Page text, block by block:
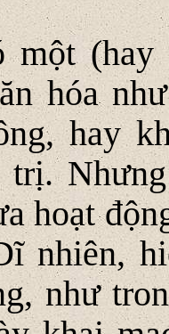
một (hay
hóa
hay
hoạt
nhiên,
như